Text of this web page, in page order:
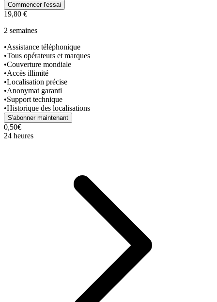
Commencer l'essai
19,80 €
2 semaines
•Assistance téléphonique
•Tous opérateurs et marques
•Couverture mondiale
•Accès illimité
•Localisation précise
•Anonymat garanti
•Support technique
•Historique des localisations
S'abonner maintenant
0,50€
24 heures